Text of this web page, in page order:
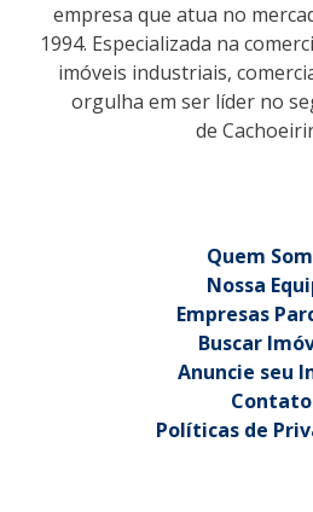
empresa que atua no
1994. Especializada na
imóveis industriais,
orgulha em ser líder no
de
Quem
Nossa
Empresas
Buscar
Anuncie seu
Contato
Políticas de